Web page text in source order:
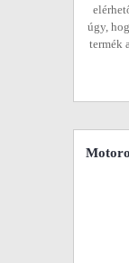
úgy,
termék